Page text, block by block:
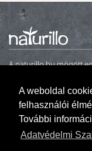
A weboldal
felhasználói
További
Adatvédelmi
A naturillo.hu mögött
felújításakor nem
magyar piacon. A
natúrfesték gyártó
leginkább hitelesnek.